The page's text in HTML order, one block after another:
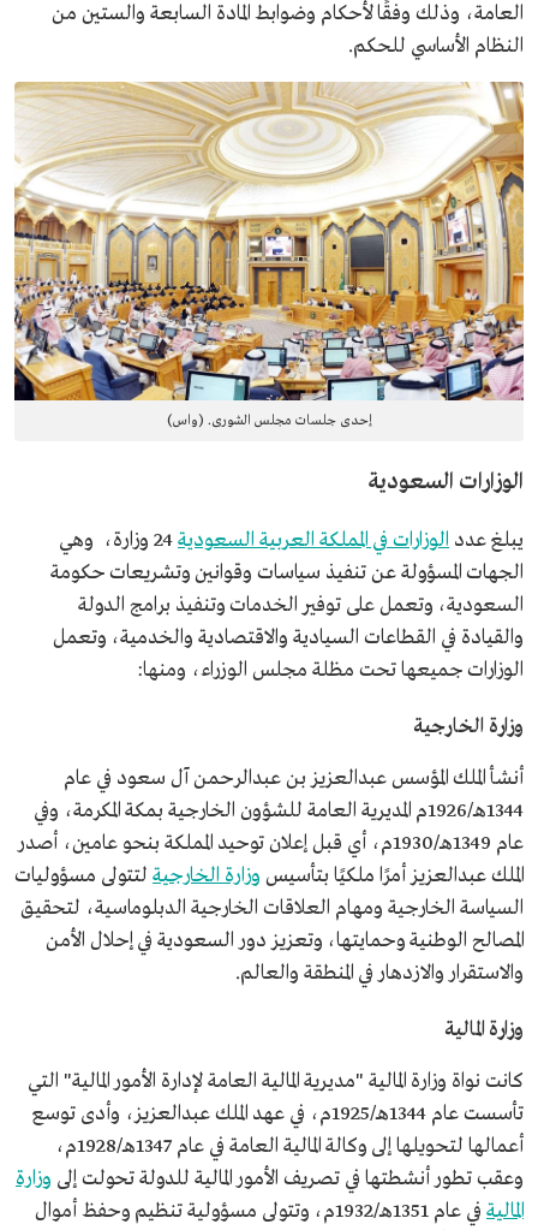
العامة، وذلك وفقًا لأحكام وضوابط المادة السابعة والستين من
النظام الأساسي للحكم.
إحدى جلسات مجلس الشورى. (واس)
الوزارات السعودية
يبلغ عدد الوزارات في المملكة العربية السعودية
24 وزارة، وهي
الجهات المسؤولة عن تنفيذ سياسات وقوانين وتشريعات حكومة
السعودية، وتعمل على توفير الخدمات وتنفيذ برامج الدولة
والقيادة في القطاعات السيادية والاقتصادية والخدمية، وتعمل
الوزارات جميعها تحت مظلة مجلس الوزراء، ومنها:
وزارة الخارجية
أنشأ الملك المؤسس عبدالعزيز بن عبدالرحمن آل سعود في عام
1344هـ/1926م المديرية العامة للشؤون الخارجية بمكة المكرمة، وفي
عام 1349هـ/1930م، أي قبل إعلان توحيد المملكة بنحو عامين، أصدر
الملك عبدالعزيز أمرًا ملكيًا بتأسيس وزارة الخارجية لتتولى مسؤوليات
السياسة الخارجية ومهام العلاقات الخارجية الدبلوماسية، لتحقيق
المصالح الوطنية وحمايتها، وتعزيز دور السعودية في إحلال الأمن
والاستقرار والازدهار في المنطقة والعالم.
وزارة المالية
​​كانت نواة وزارة المالية "مديرية المالية العامة لإدارة الأمور المالية" التي
تأسست عام 1344هـ/1925م، في عهد الملك عبدالعزيز، وأدى توسع
أعمالها لتحويلها إلى وكالة المالية العامة في عام 1347هـ/1928م،
وعقب تطور أنشطتها في تصريف الأمور المالية للدولة تحولت إلى وزارة
المالية
في عام 1351هـ/1932م، وتتولى مسؤولية تنظيم وحفظ أموال